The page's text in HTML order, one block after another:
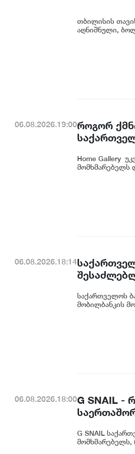
თბილისის
აღნიშნული,
06.08.2026.19:00როგორ
Home Gallery
მომხმარებელს
06.08.2026.18:14
საქართველოს
მობილბანკის
06.08.2026.18:00G SNAIL -
G SNAIL
მომხმარებელს,